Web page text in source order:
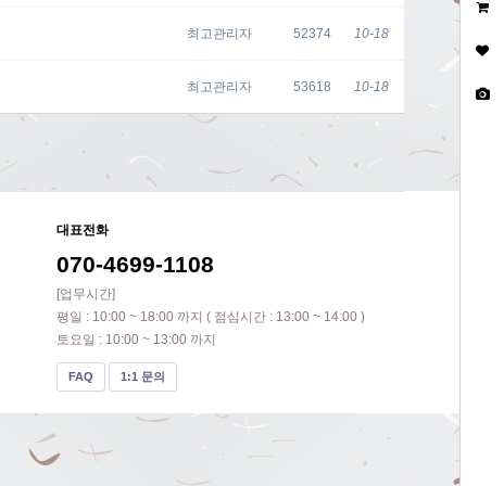
최고관리자 52374 10-18
최고관리자 53618 10-18
대표전화
070-4699-1108
[업무시간]
평일 : 10:00 ~ 18:00 까지 ( 점심시간 : 13:00 ~ 14:00 )
토요일 : 10:00 ~ 13:00 까지
FAQ 1:1 문의